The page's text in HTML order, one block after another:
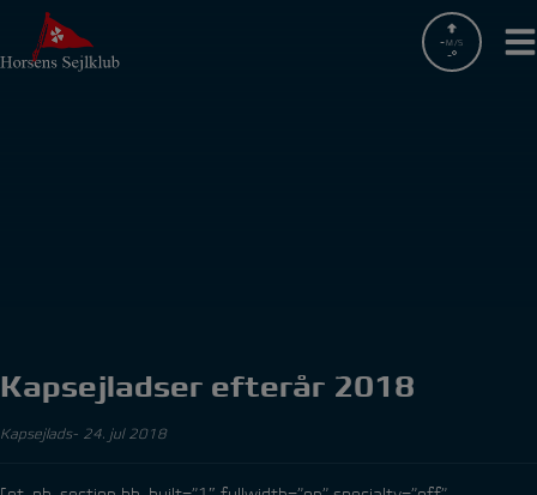
indholdet
-M/S
-
Kapsejladser efterår 2018
Kapsejlads 24. jul 2018